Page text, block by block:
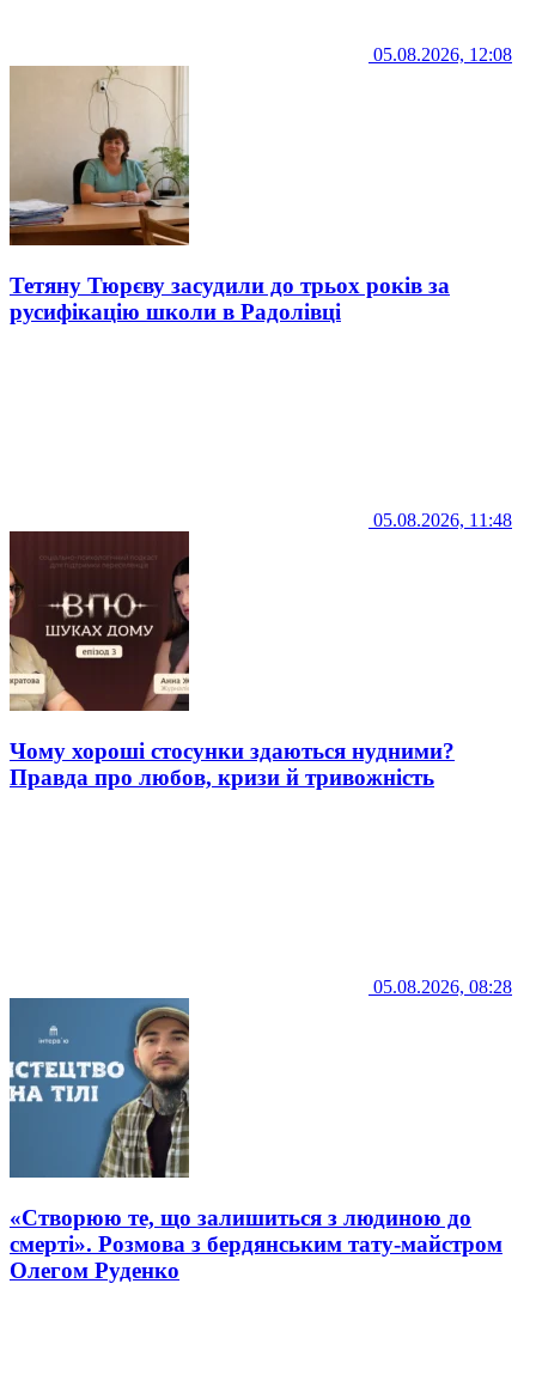
05.08.2026, 12:08
Тетяну Тюрєву засудили до трьох років за
русифікацію школи в Радолівці
05.08.2026, 11:48
Чому хороші стосунки здаються нудними?
Правда про любов, кризи й тривожність
05.08.2026, 08:28
«Створюю те, що залишиться з людиною до
смерті». Розмова з бердянським тату-майстром
Олегом Руденко